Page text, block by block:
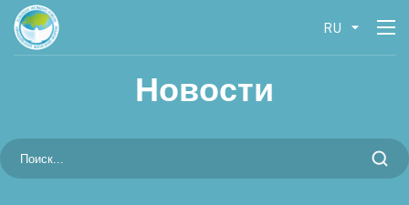
RU
Новости